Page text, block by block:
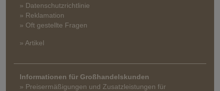
» Datenschutzrichtlinie
» Reklamation
» Oft gestellte Fragen
» Artikel
Informationen für Großhandelskunden
» Preisermäßigungen und Zusatzleistungen für